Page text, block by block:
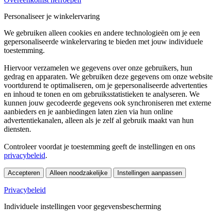
Personaliseer je winkelervaring
We gebruiken alleen cookies en andere technologieën om je een
gepersonaliseerde winkelervaring te bieden met jouw individuele
toestemming.
Hiervoor verzamelen we gegevens over onze gebruikers, hun
gedrag en apparaten. We gebruiken deze gegevens om onze website
voortdurend te optimaliseren, om je gepersonaliseerde advertenties
en inhoud te tonen en om gebruiksstatistieken te analyseren. We
kunnen jouw gecodeerde gegevens ook synchroniseren met externe
aanbieders en je aanbiedingen laten zien via hun online
advertentiekanalen, alleen als je zelf al gebruik maakt van hun
diensten.
Controleer voordat je toestemming geeft de instellingen en ons
privacybeleid.
Accepteren Alleen noodzakelijke Instellingen aanpassen
Privacybeleid
Individuele instellingen voor gegevensbescherming